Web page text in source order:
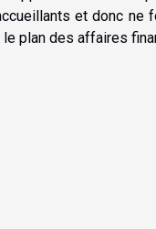
et donc ne
plan des affaires